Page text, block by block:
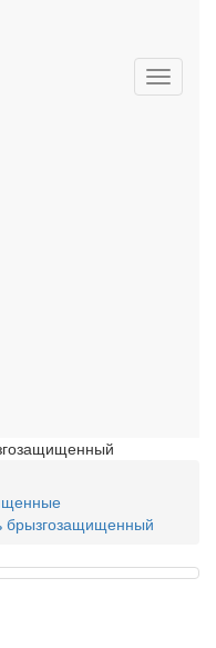
брызгозащищенный